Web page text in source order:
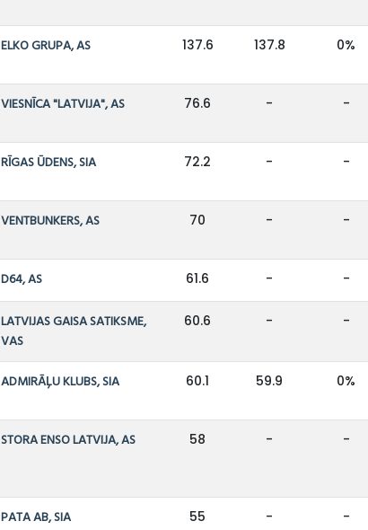
ELKO GRUPA, AS 137.6 137.8 0%
VIESNĪCA "LATVIJA", AS 76.6 - -
RĪGAS ŪDENS, SIA 72.2 - -
VENTBUNKERS, AS 70 - -
D64, AS 61.6 - -
LATVIJAS GAISA SATIKSME,
VAS
60.6 - -
ADMIRĀĻU KLUBS, SIA 60.1 59.9 0%
STORA ENSO LATVIJA, AS 58 - -
PATA AB, SIA 55 - -